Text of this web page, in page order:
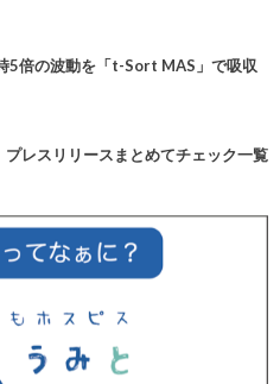
5倍の波動を「t-Sort MAS」で吸収
プレスリリースまとめてチェック一覧